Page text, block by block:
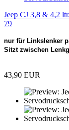
Jeep CJ 3,8 & 4,2
79
nur für Linkslenker
Sitzt zwischen
43,90 EUR